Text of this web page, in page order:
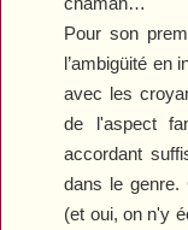
Pour son
l’ambigüité en
avec les
de l'aspect
accordant
dans le genre.
(et oui, on n'y